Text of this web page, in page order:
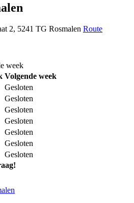
2, 5241 TG Rosmalen Route
week
Volgende week
Gesloten
Gesloten
Gesloten
Gesloten
Gesloten
Gesloten
Gesloten